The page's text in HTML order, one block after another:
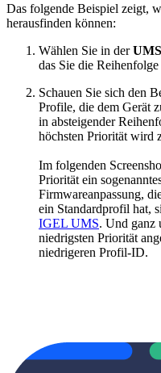
Das folgende Beispiel zeigt,
herausfinden können:
Wählen Sie in derUMS
das Sie die
Schauen Sie sich den
Profile, die dem Gerät
in absteigender
höchsten Priorität wird
Im folgenden
Priorität ein
Firmwareanpassung,
ein Standardprofil hat,
IGEL UMS. Und ganz
niedrigsten Priorität
niedrigeren Profil-ID.